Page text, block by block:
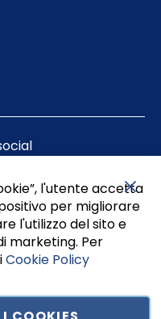
l'utente accetta
per migliorare
l'utilizzo del sito e
marketing. Per
Cookie Policy